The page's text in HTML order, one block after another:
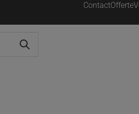
ContactOfferte